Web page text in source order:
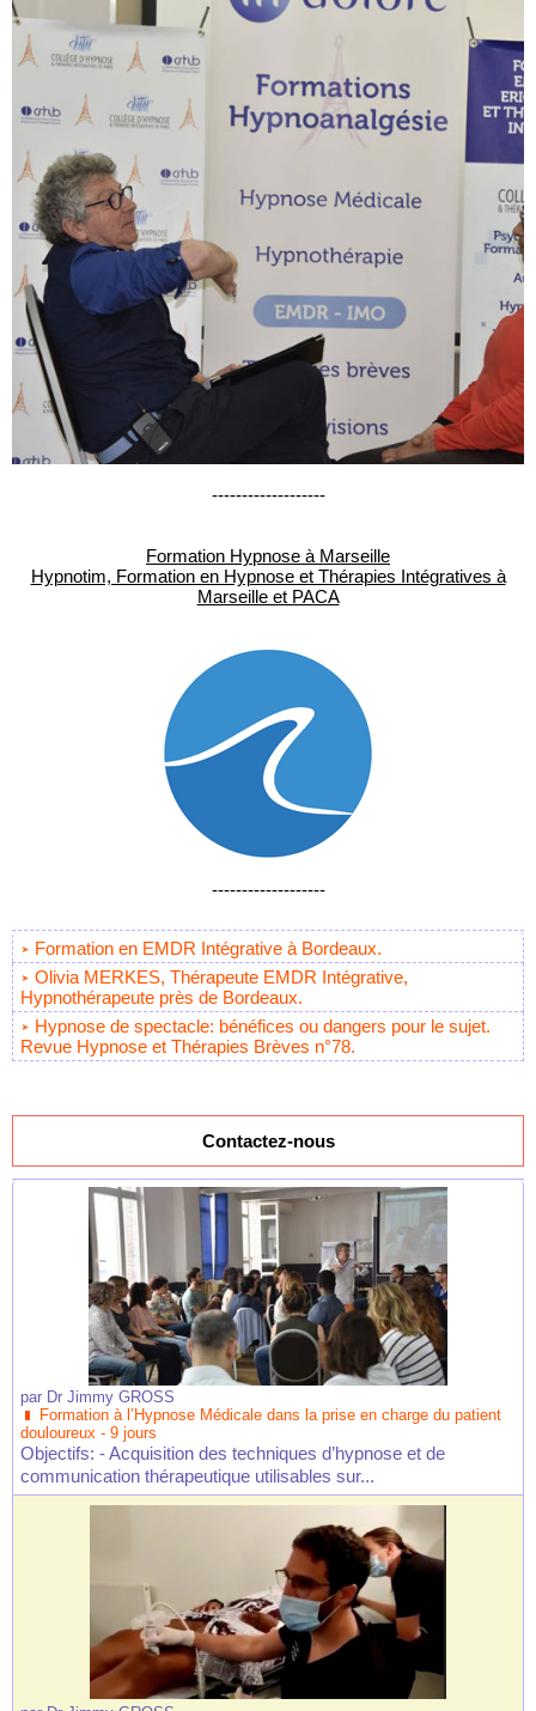
-------------------
Formation Hypnose à Marseille
Hypnotim, Formation en Hypnose et Thérapies Intégratives à
Marseille et PACA
-------------------
Formation en EMDR Intégrative à Bordeaux.
Olivia MERKES, Thérapeute EMDR Intégrative,
Hypnothérapeute près de Bordeaux.
Hypnose de spectacle: bénéfices ou dangers pour le sujet.
Revue Hypnose et Thérapies Brèves n°78.
Contactez-nous
par Dr Jimmy GROSS
Formation à l’Hypnose Médicale dans la prise en charge du patient
douloureux - 9 jours
Objectifs: - Acquisition des techniques d’hypnose et de
communication thérapeutique utilisables sur...